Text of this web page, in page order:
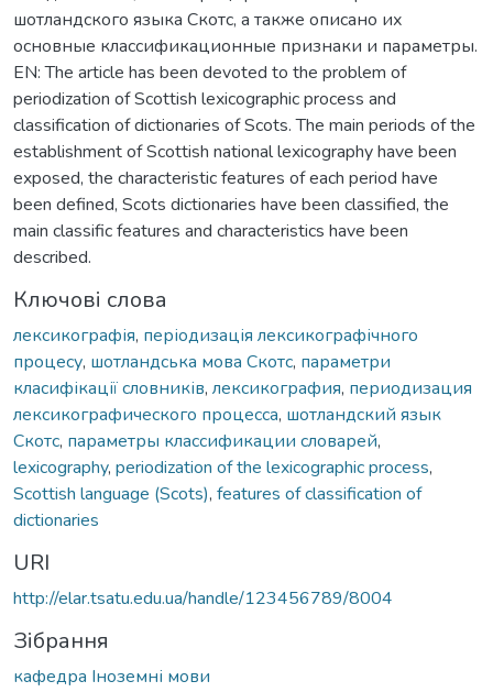
шотландского языка Скотс, а также описано их
основные классификационные признаки и параметры.
EN: The article has been devoted to the problem of
periodization of Scottish lexicographic process and
classification of dictionaries of Scots. The main periods of the
establishment of Scottish national lexicography have been
exposed, the characteristic features of each period have
been defined, Scots dictionaries have been classified, the
main classific features and characteristics have been
described.
Ключові слова
лексикографія, періодизація лексикографічного
процесу, шотландська мова Скотс, параметри
класифікації словників, лексикография, периодизация
лексикографического процесса, шотландский язык
Скотс, параметры классификации словарей,
lexicography, periodization of the lexicographic process,
Scottish language (Scots), features of classification of
dictionaries
URI
http://elar.tsatu.edu.ua/handle/123456789/8004
Зібрання
кафедра Іноземні мови